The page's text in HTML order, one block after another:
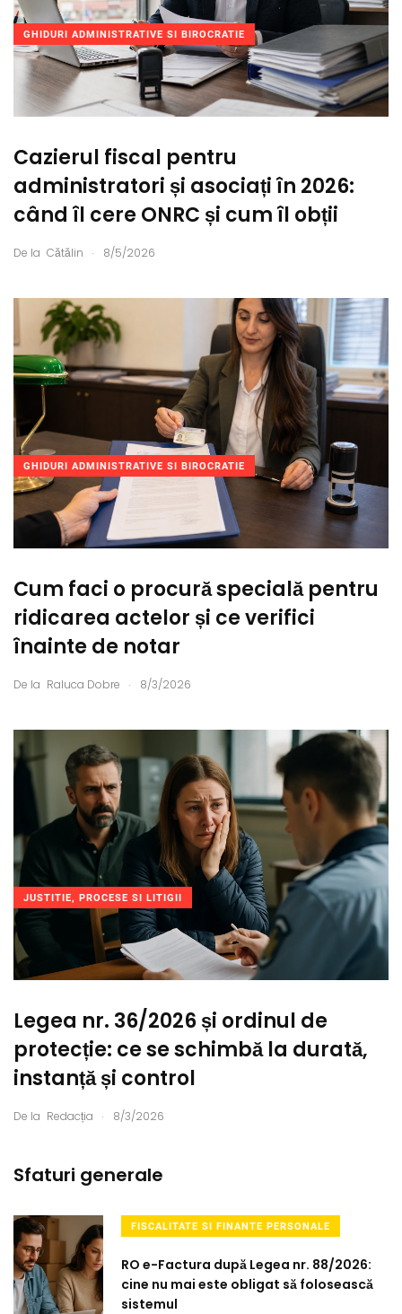
GHIDURI ADMINISTRATIVE SI BIROCRATIE
Cazierul fiscal pentru
administratori și asociați în 2026:
când îl cere ONRC și cum îl obții
De la Cătălin . 8/5/2026
GHIDURI ADMINISTRATIVE SI BIROCRATIE
Cum faci o procură specială pentru
ridicarea actelor și ce verifici
înainte de notar
De la Raluca Dobre . 8/3/2026
JUSTITIE, PROCESE SI LITIGII
Legea nr. 36/2026 și ordinul de
protecție: ce se schimbă la durată,
instanță și control
De la Redacția . 8/3/2026
Sfaturi generale
FISCALITATE SI FINANTE PERSONALE
RO e-Factura după Legea nr. 88/2026:
cine nu mai este obligat să folosească
sistemul